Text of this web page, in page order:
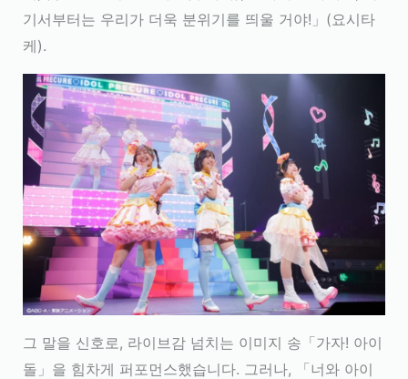
기서부터는 우리가 더욱 분위기를 띄울 거야!」(요시타
케).
그 말을 신호로, 라이브감 넘치는 이미지 송「가자! 아이
돌」을 힘차게 퍼포먼스했습니다. 그러나, 「너와 아이